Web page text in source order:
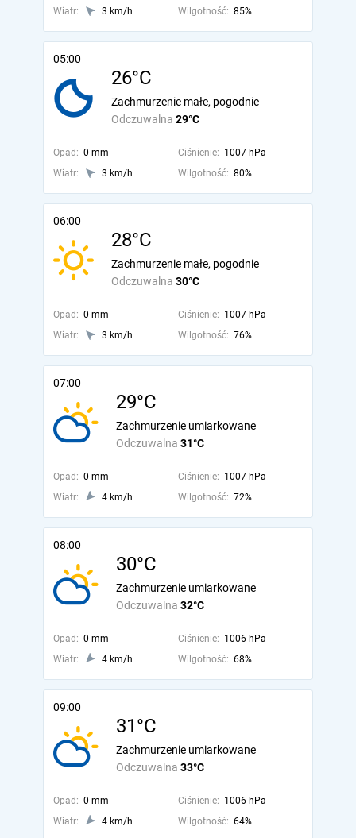
Wiatr:
3 km/h Wilgotność: 85%
05:00
26°C
Odczuwalna 29°C
Zachmurzenie małe, pogodnie
Opad: 0 mm Ciśnienie: 1007 hPa
Wiatr:
3 km/h Wilgotność: 80%
06:00
28°C
Odczuwalna 30°C
Zachmurzenie małe, pogodnie
Opad: 0 mm Ciśnienie: 1007 hPa
Wiatr:
3 km/h Wilgotność: 76%
07:00
29°C
Odczuwalna 31°C
Zachmurzenie umiarkowane
Opad: 0 mm Ciśnienie: 1007 hPa
Wiatr:
4 km/h Wilgotność: 72%
08:00
30°C
Odczuwalna 32°C
Zachmurzenie umiarkowane
Opad: 0 mm Ciśnienie: 1006 hPa
Wiatr:
4 km/h Wilgotność: 68%
09:00
31°C
Odczuwalna 33°C
Zachmurzenie umiarkowane
Opad: 0 mm Ciśnienie: 1006 hPa
Wiatr:
4 km/h Wilgotność: 64%